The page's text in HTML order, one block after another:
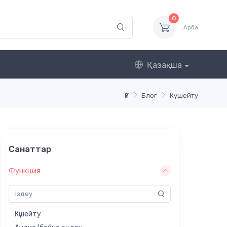
0
Арба
Қазақша
Үй Блог Күшейту
Санаттар
Функция
Күшейту